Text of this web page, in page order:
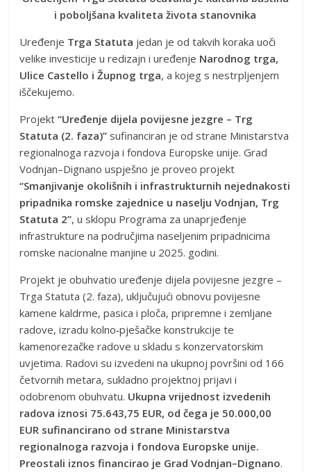
i poboljšana kvaliteta života stanovnika
Uređenje Trga Statuta jedan je od takvih koraka uoči
velike investicije u redizajn i uređenje Narodnog trga,
Ulice Castello i Župnog trga, a kojeg s nestrpljenjem
iščekujemo.
Projekt “Uređenje dijela povijesne jezgre – Trg
Statuta (2. faza)” sufinanciran je od strane Ministarstva
regionalnoga razvoja i fondova Europske unije. Grad
Vodnjan–Dignano uspješno je proveo projekt
“Smanjivanje okolišnih i infrastrukturnih nejednakosti
pripadnika romske zajednice u naselju Vodnjan, Trg
Statuta 2”, u sklopu Programa za unaprjeđenje
infrastrukture na područjima naseljenim pripadnicima
romske nacionalne manjine u 2025. godini.
Projekt je obuhvatio uređenje dijela povijesne jezgre –
Trga Statuta (2. faza), uključujući obnovu povijesne
kamene kaldrme, pasica i ploča, pripremne i zemljane
radove, izradu kolno‑pješačke konstrukcije te
kamenorezačke radove u skladu s konzervatorskim
uvjetima. Radovi su izvedeni na ukupnoj površini od 166
četvornih metara, sukladno projektnoj prijavi i
odobrenom obuhvatu. Ukupna vrijednost izvedenih
radova iznosi 75.643,75 EUR, od čega je 50.000,00
EUR sufinancirano od strane Ministarstva
regionalnoga razvoja i fondova Europske unije.
Preostali iznos financirao je Grad Vodnjan–Dignano.